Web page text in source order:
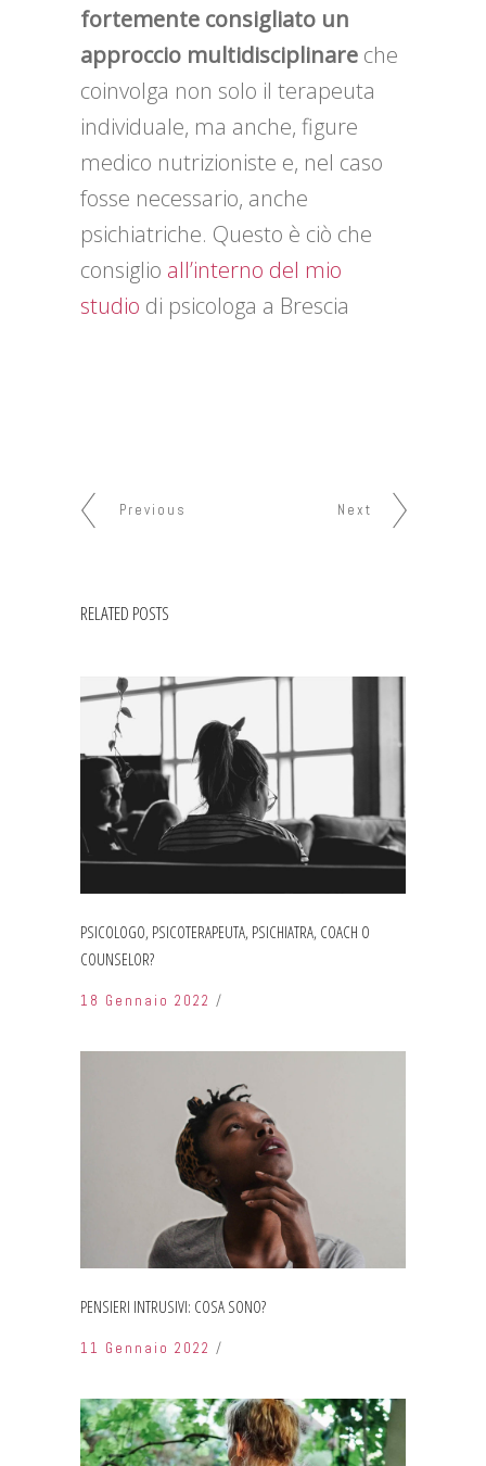
fortemente consigliato un
approccio multidisciplinare che
coinvolga non solo il terapeuta
individuale, ma anche, figure
medico nutrizioniste e, nel caso
fosse necessario, anche
psichiatriche. Questo è ciò che
consiglio all’interno del mio
studio di psicologa a Brescia
Previous Next
RELATED POSTS
PSICOLOGO, PSICOTERAPEUTA, PSICHIATRA, COACH O
COUNSELOR?
18 Gennaio 2022
PENSIERI INTRUSIVI: COSA SONO?
11 Gennaio 2022